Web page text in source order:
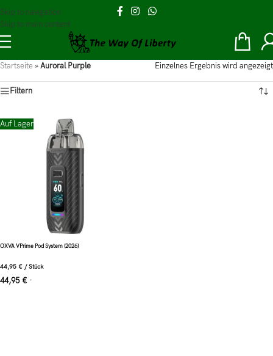
Skip to navigation
Skip to main content
Startseite »Auroral Purple Einzelnes Ergebnis wird angezeigt
Filtern
Auf Lager
OXVA VPrime Pod System (2026)
44,95 € /Stück
44,95 € *